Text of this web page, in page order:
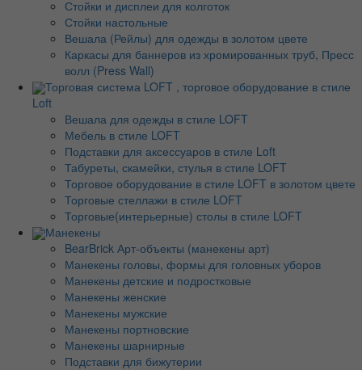
Стойки и дисплеи для колготок
Стойки настольные
Вешала (Рейлы) для одежды в золотом цвете
Каркасы для баннеров из хромированных труб, Пресс
волл (Press Wall)
Торговая система LOFT , торговое оборудование в стиле
Loft
Вешала для одежды в стиле LOFT
Мебель в стиле LOFT
Подставки для аксессуаров в стиле Loft
Табуреты, скамейки, стулья в стиле LOFT
Торговое оборудование в стиле LOFT в золотом цвете
Торговые стеллажи в стиле LOFT
Торговые(интерьерные) столы в стиле LOFT
Манекены
BearBrick Арт-объекты (манекены арт)
Манекены головы, формы для головных уборов
Манекены детские и подростковые
Манекены женские
Манекены мужские
Манекены портновские
Манекены шарнирные
Подставки для бижутерии